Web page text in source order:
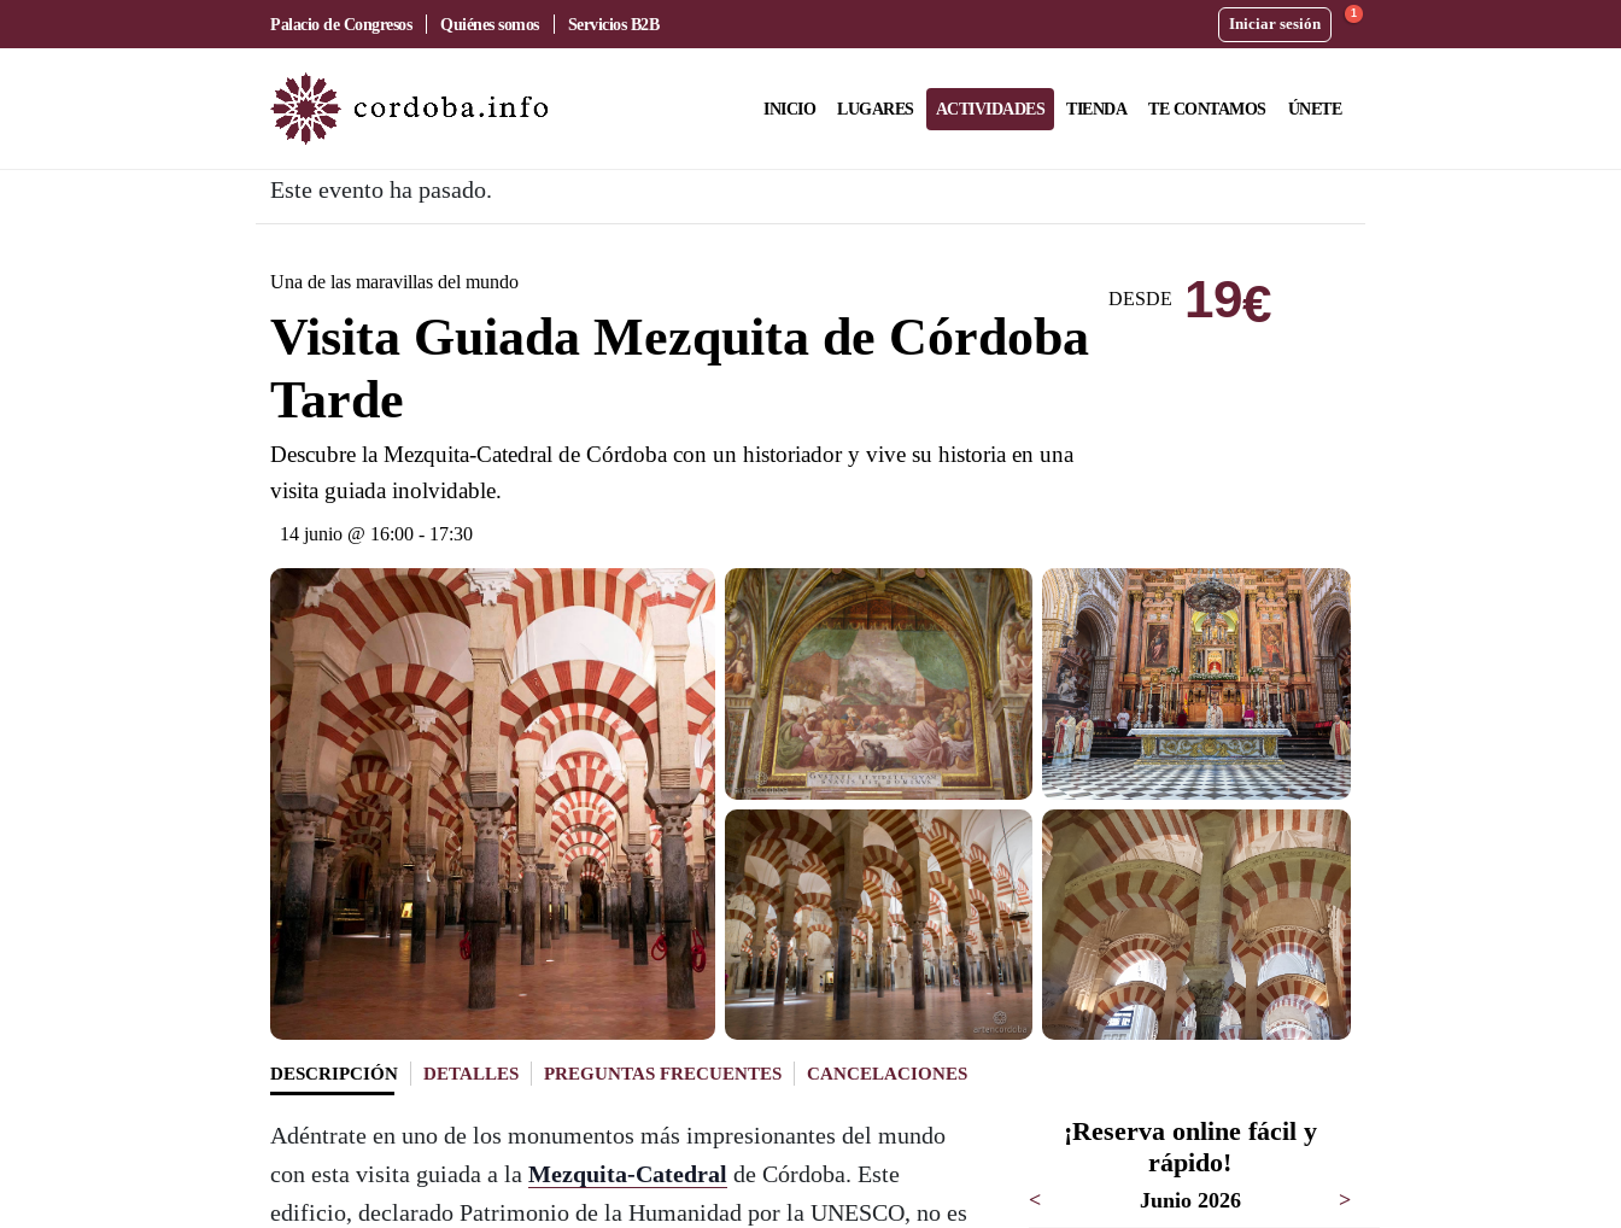
Palacio de Congresos Quiénes somos Servicios B2B Iniciar sesión
1
INICIO LUGARES ACTIVIDADES TIENDA TE CONTAMOS ÚNETE
Este evento ha pasado.
Una de las maravillas del mundo
Visita Guiada Mezquita de Córdoba
Tarde
Descubre la Mezquita-Catedral de Córdoba con un historiador y vive su historia en una
visita guiada inolvidable.
DESDE 19€
14 junio @ 16:00 - 17:30
DESCRIPCIÓN DETALLES PREGUNTAS FRECUENTES CANCELACIONES
Adéntrate en uno de los monumentos más impresionantes del mundo
con esta visita guiada a la Mezquita-Catedral de Córdoba. Este
edificio, declarado Patrimonio de la Humanidad por la UNESCO, no es
¡Reserva online fácil y
rápido!
< Junio 2026 >